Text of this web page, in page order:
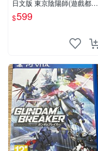
日文版 東京陰陽師(遊戲都有
回收)
$599